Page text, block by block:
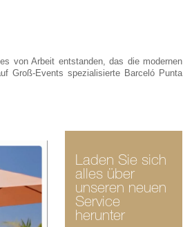
von Arbeit entstanden, das die modernen
Groß-Events spezialisierte Barceló Punta
Laden Sie sich
alles über
unseren neuen
Service
herunter